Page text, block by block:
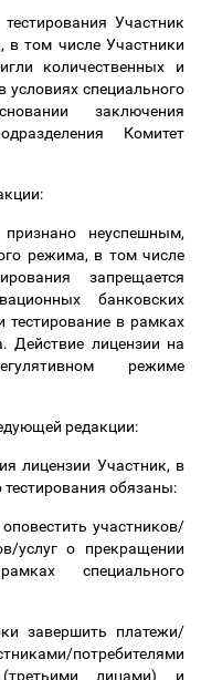
Участник
в том числе Участники
количественных и
условиях специального
заключения
Комитет
неуспешным,
режима, в том числе
запрещается
банковских
тестирование в рамках
Действие лицензии на
режиме
редакции:
лицензии Участник, в
обязаны:
участников/
услуг о прекращении
специального
завершить платежи/
потребителями
лицами) и